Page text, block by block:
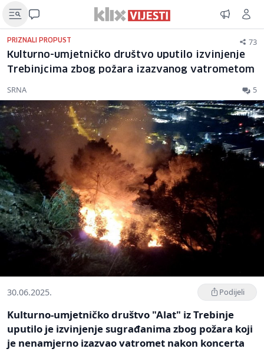
PRIZNALI PROPUST 73
Kulturno-umjetničko društvo uputilo izvinjenje
Trebinjcima zbog požara izazvanog vatrometom
SRNA 5
30.06.2025. Podijeli
Kulturno-umjetničko društvo "Alat" iz Trebinje
uputilo je izvinjenje sugrađanima zbog požara koji
je nenamjerno izazvao vatromet nakon koncerta